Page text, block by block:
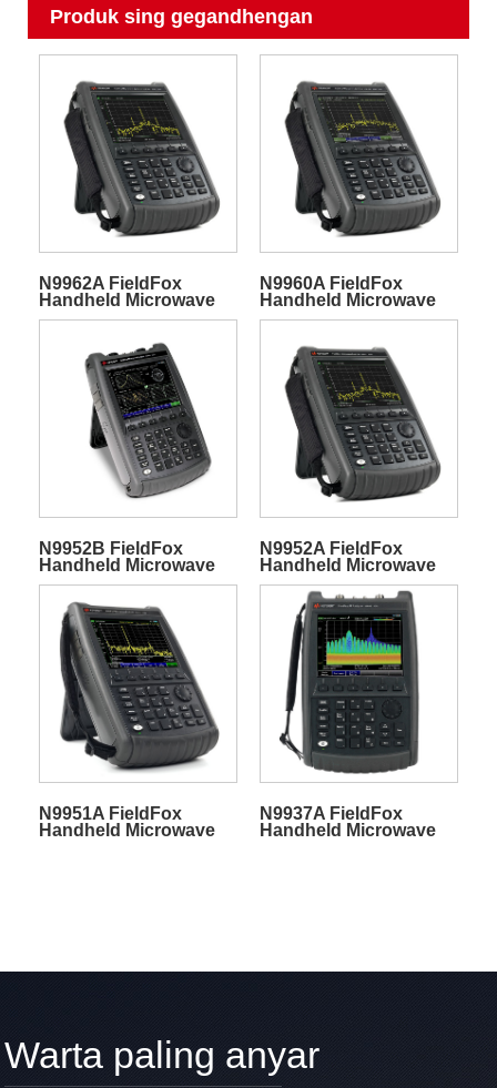
Produk sing gegandhengan
N9962A FieldFox
Handheld Microwave
Spectrum Analyzer
N9960A FieldFox
Handheld Microwave
Spectrum Analyzer
N9952B FieldFox
Handheld Microwave
Spectrum Analyzer
N9952A FieldFox
Handheld Microwave
Spectrum Analyzer
N9951A FieldFox
Handheld Microwave
N9937A FieldFox
Handheld Microwave
Warta paling anyar